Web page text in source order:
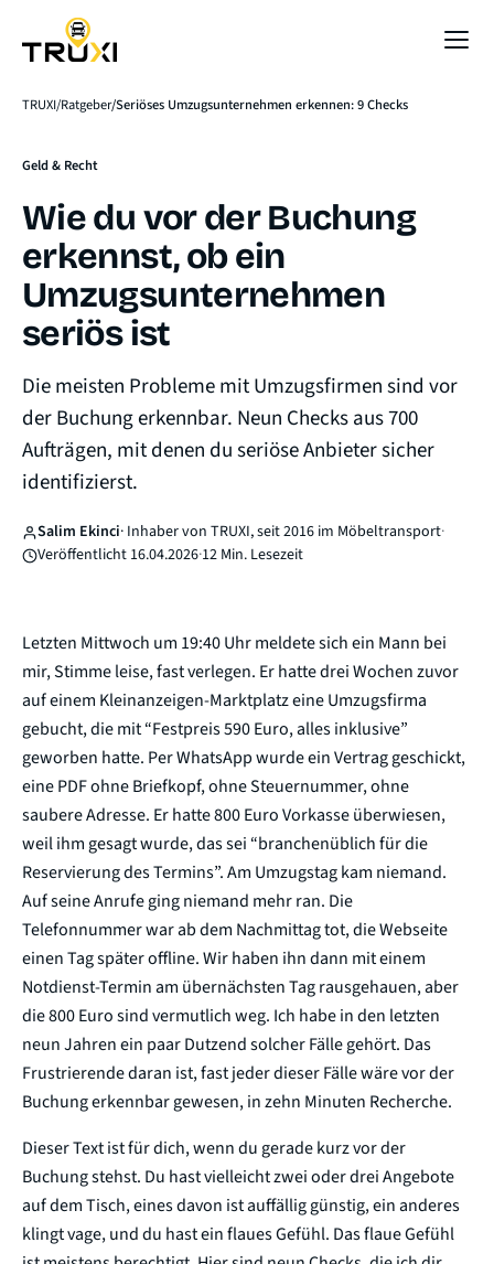
TRUXI Ratgeber Seriöses Umzugsunternehmen erkennen: 9 Checks
Geld & Recht
Wie du vor der Buchung
erkennst, ob ein
Umzugsunternehmen
seriös ist
Die meisten Probleme mit Umzugsfirmen sind vor
der Buchung erkennbar. Neun Checks aus 700
Aufträgen, mit denen du seriöse Anbieter sicher
identifizierst.
Salim Ekinci· Inhaber von TRUXI, seit 2016 im Möbeltransport·
Veröffentlicht 16.04.2026·12 Min. Lesezeit
Letzten Mittwoch um 19:40 Uhr meldete sich ein Mann bei
mir, Stimme leise, fast verlegen. Er hatte drei Wochen zuvor
auf einem Kleinanzeigen-Marktplatz eine Umzugsfirma
gebucht, die mit “Festpreis 590 Euro, alles inklusive”
geworben hatte. Per WhatsApp wurde ein Vertrag geschickt,
eine PDF ohne Briefkopf, ohne Steuernummer, ohne
saubere Adresse. Er hatte 800 Euro Vorkasse überwiesen,
weil ihm gesagt wurde, das sei “branchenüblich für die
Reservierung des Termins”. Am Umzugstag kam niemand.
Auf seine Anrufe ging niemand mehr ran. Die
Telefonnummer war ab dem Nachmittag tot, die Webseite
einen Tag später offline. Wir haben ihn dann mit einem
Notdienst-Termin am übernächsten Tag rausgehauen, aber
die 800 Euro sind vermutlich weg. Ich habe in den letzten
neun Jahren ein paar Dutzend solcher Fälle gehört. Das
Frustrierende daran ist, fast jeder dieser Fälle wäre vor der
Buchung erkennbar gewesen, in zehn Minuten Recherche.
Dieser Text ist für dich, wenn du gerade kurz vor der
Buchung stehst. Du hast vielleicht zwei oder drei Angebote
auf dem Tisch, eines davon ist auffällig günstig, ein anderes
klingt vage, und du hast ein flaues Gefühl. Das flaue Gefühl